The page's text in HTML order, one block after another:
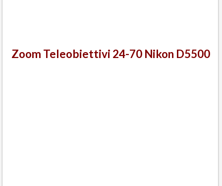
Zoom Teleobiettivi 24-70 Nikon D5500